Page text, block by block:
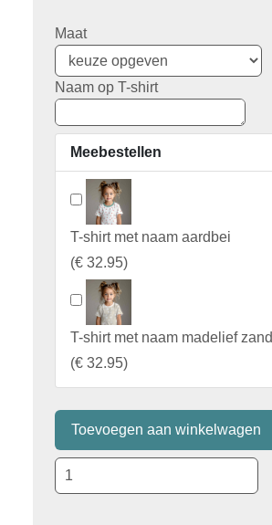
Maat
Naam op T-shirt
Meebestellen
T-shirt met naam aardbei
(€ 32.95)
T-shirt met naam madelief zand
(€ 32.95)